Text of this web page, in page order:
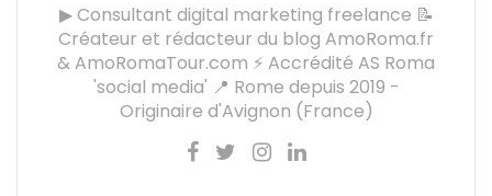
▶ Consultant digital marketing freelance 📝
Créateur et rédacteur du blog AmoRoma.fr
& AmoRomaTour.com ⚡ Accrédité AS Roma
'social media' 📍 Rome depuis 2019 -
Originaire d'Avignon (France)